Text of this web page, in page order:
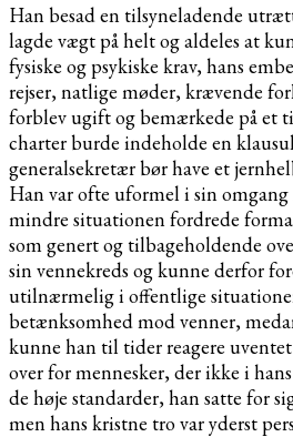
Han besad en tilsyneladende
lagde vægt på helt og aldeles at
fysiske og psykiske krav, hans
rejser, natlige møder, krævende
forblev ugift og bemærkede på et
charter burde indeholde en
generalsekretær bør have et
Han var ofte uformel i sin
mindre situationen fordrede
som genert og tilbageholdende
sin vennekreds og kunne derfor
utilnærmelig i offentlige
betænksomhed mod venner,
kunne han til tider reagere
over for mennesker, der ikke i
de høje standarder, han satte for
men hans kristne tro var yderst